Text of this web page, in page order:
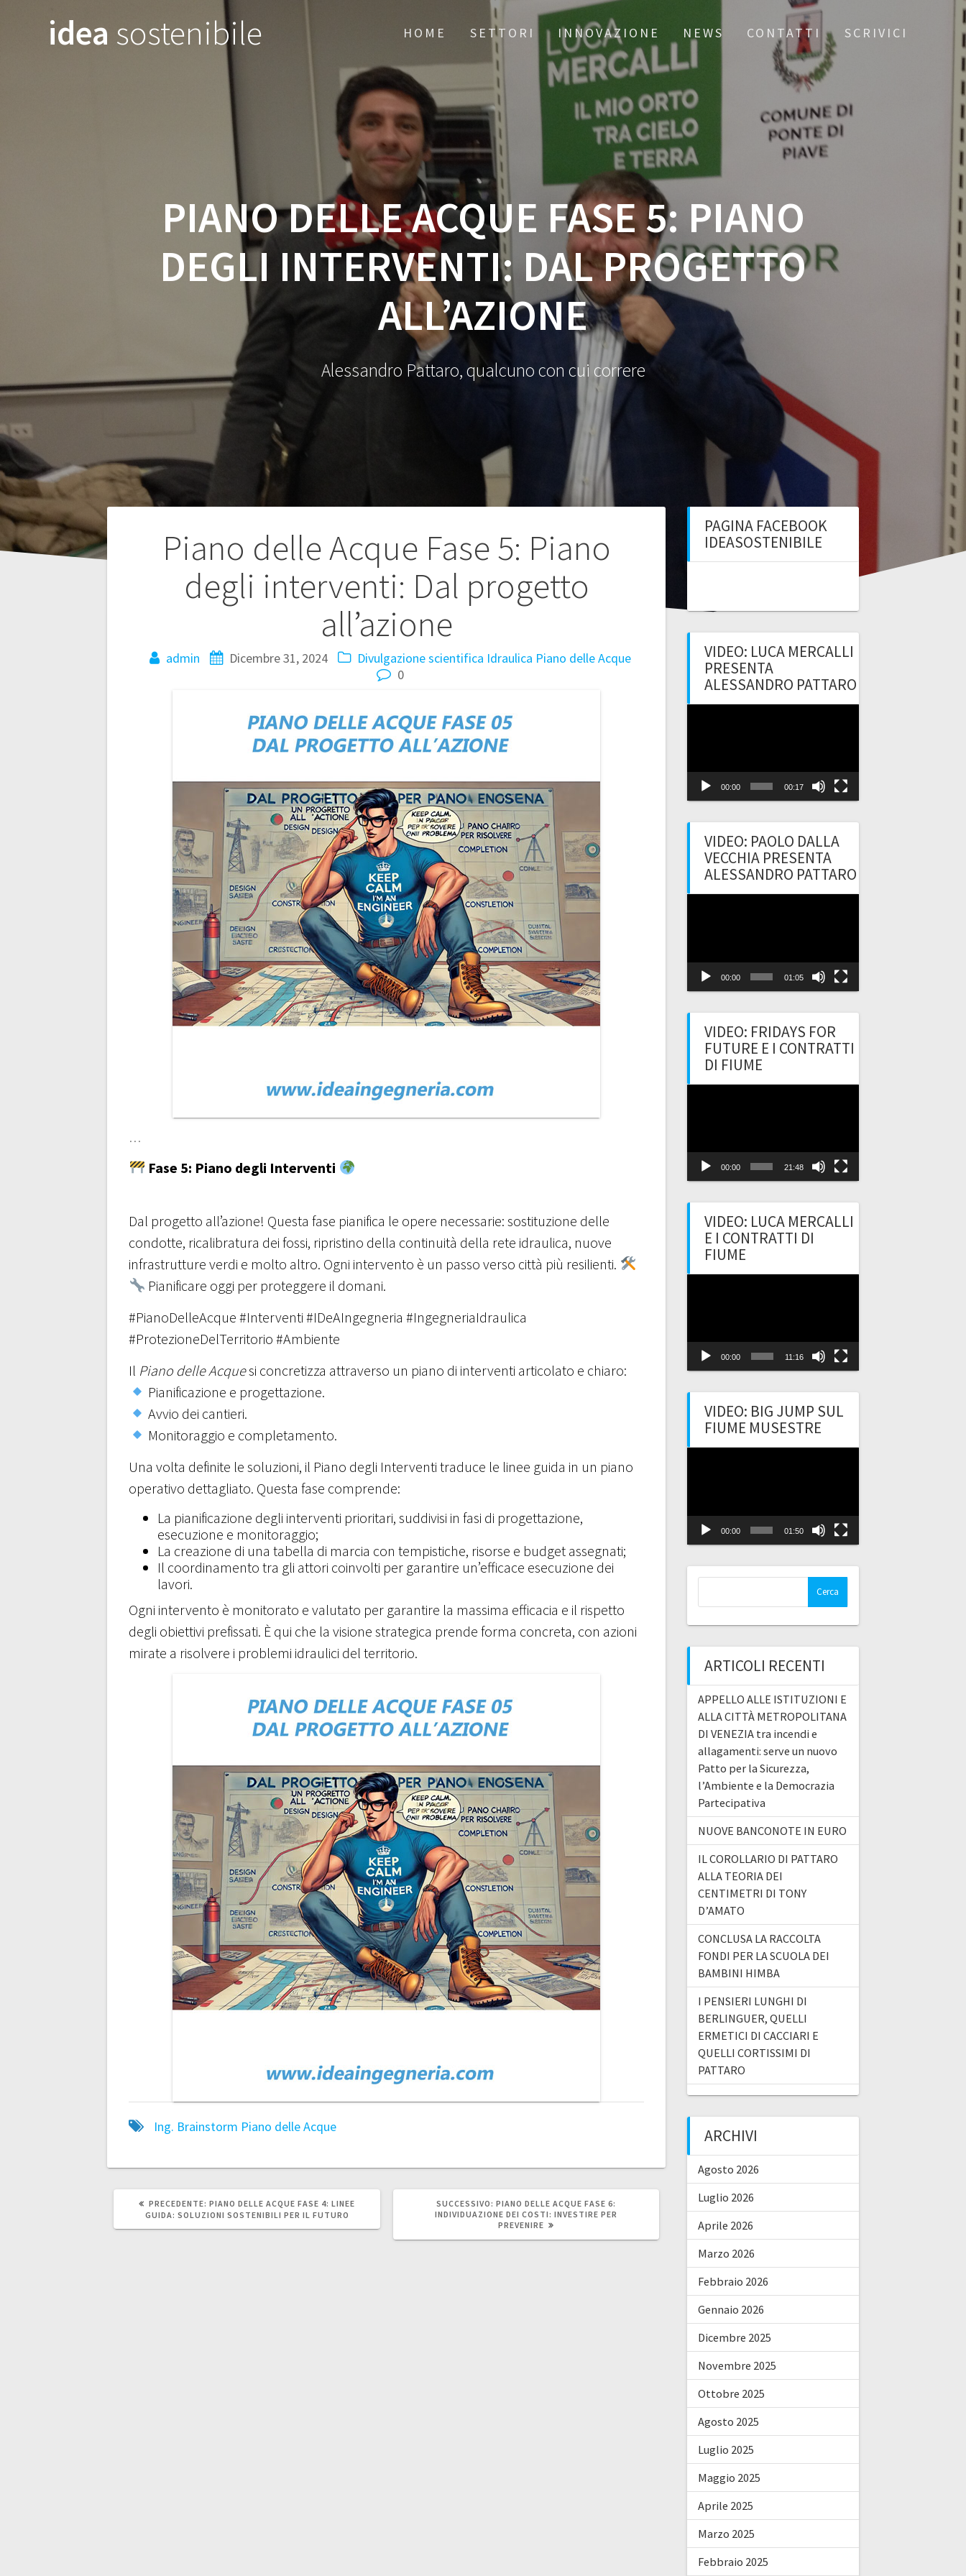
contenutoidea sostenibile HOME SETTORI INNOVAZIONE NEWS CONTATTI SCRIVICI
PIANO DELLE ACQUE FASE 5: PIANO
DEGLI INTERVENTI: DAL PROGETTO
ALL’AZIONE
Alessandro Pattaro, qualcuno con cui correre
Piano delle Acque Fase 5: Piano
degli interventi: Dal progetto
all’azione
admin Dicembre 31, 2024 Divulgazione scientifica Idraulica Piano delle Acque
0
…
Fase 5: Piano degli Interventi
Dal progetto all’azione! Questa fase pianifica le opere necessarie: sostituzione delle
condotte, ricalibratura dei fossi, ripristino della continuità della rete idraulica, nuove
infrastrutture verdi e molto altro. Ogni intervento è un passo verso città più resilienti.
Pianificare oggi per proteggere il domani.
#PianoDelleAcque #Interventi #IDeAIngegneria #IngegneriaIdraulica
#ProtezioneDelTerritorio #Ambiente
Il Piano delle Acquesi concretizza attraverso un piano di interventi articolato e chiaro:
Pianificazione e progettazione.
Avvio dei cantieri.
Monitoraggio e completamento.
Una volta definite le soluzioni, il Piano degli Interventi traduce le linee guida in un piano
operativo dettagliato. Questa fase comprende:
La pianificazione degli interventi prioritari, suddivisi in fasi di progettazione,
esecuzione e monitoraggio;
La creazione di una tabella di marcia con tempistiche, risorse e budget assegnati;
Il coordinamento tra gli attori coinvolti per garantire un’efficace esecuzione dei
lavori.
Ogni intervento è monitorato e valutato per garantire la massima efficacia e il rispetto
degli obiettivi prefissati. È qui che la visione strategica prende forma concreta, con azioni
mirate a risolvere i problemi idraulici del territorio.
Ing. Brainstorm Piano delle Acque
Navigazione
articoli
PRECEDENTE: ARTICOLO
PRECEDENTE:
PIANO DELLE ACQUE FASE 4: LINEE
GUIDA: SOLUZIONI SOSTENIBILI PER IL FUTURO
SUCCESSIVO: ARTICOLO
SUCCESSIVO:
PIANO DELLE ACQUE FASE 6:
INDIVIDUAZIONE DEI COSTI: INVESTIRE PER
PREVENIRE
PAGINA FACEBOOK
IDEASOSTENIBILE
VIDEO: LUCA MERCALLI
PRESENTA
ALESSANDRO PATTARO
00:00 00:17
VIDEO: PAOLO DALLA
VECCHIA PRESENTA
ALESSANDRO PATTARO
00:00 01:05
VIDEO: FRIDAYS FOR
FUTURE E I CONTRATTI
DI FIUME
00:00 21:48
VIDEO: LUCA MERCALLI
E I CONTRATTI DI
FIUME
00:00 11:16
VIDEO: BIG JUMP SUL
FIUME MUSESTRE
00:00 01:50
ARTICOLI RECENTI
APPELLO ALLE ISTITUZIONI E
ALLA CITTÀ METROPOLITANA
DI VENEZIA tra incendi e
allagamenti: serve un nuovo
Patto per la Sicurezza,
l’Ambiente e la Democrazia
Partecipativa
NUOVE BANCONOTE IN EURO
IL COROLLARIO DI PATTARO
ALLA TEORIA DEI
CENTIMETRI DI TONY
D’AMATO
CONCLUSA LA RACCOLTA
FONDI PER LA SCUOLA DEI
BAMBINI HIMBA
I PENSIERI LUNGHI DI
BERLINGUER, QUELLI
ERMETICI DI CACCIARI E
QUELLI CORTISSIMI DI
PATTARO
ARCHIVI
Agosto 2026
Luglio 2026
Aprile 2026
Marzo 2026
Febbraio 2026
Gennaio 2026
Dicembre 2025
Novembre 2025
Ottobre 2025
Agosto 2025
Luglio 2025
Maggio 2025
Aprile 2025
Marzo 2025
Febbraio 2025